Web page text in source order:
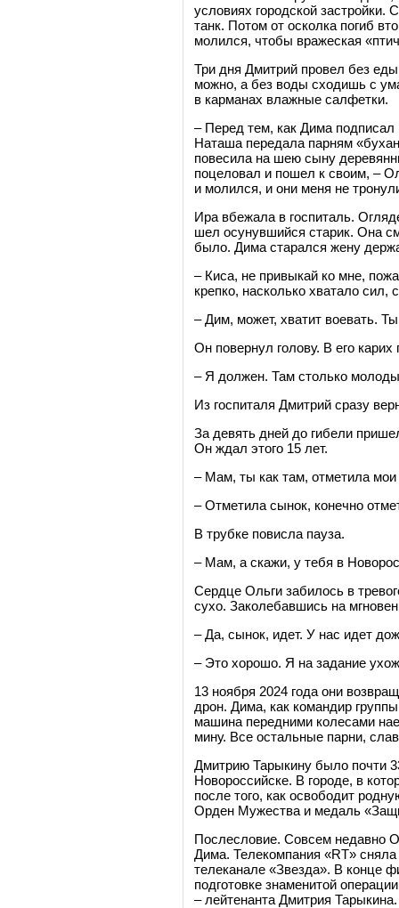
условиях городской застройки.
танк. Потом от осколка погиб
молился, чтобы вражеская
Три дня Дмитрий провел без
можно, а без воды сходишь с
в карманах влажные салфетки.
– Перед тем, как Дима подписал
Наташа передала парням
повесила на шею сыну
поцеловал и пошел к своим, –
и молился, и они меня не
Ира вбежала в госпиталь.
шел осунувшийся старик. Она
было. Дима старался жену
– Киса, не привыкай ко мне,
крепко, насколько хватало
– Дим, может, хватит воевать.
Он повернул голову. В его
– Я должен. Там столько
Из госпиталя Дмитрий сразу
За девять дней до гибели
Он ждал этого 15 лет.
– Мам, ты как там, отметила
– Отметила сынок, конечно
В трубке повисла пауза.
– Мам, а скажи, у тебя в
Сердце Ольги забилось в
сухо. Заколебавшись на
– Да, сынок, идет. У нас идет
– Это хорошо. Я на задание
13 ноября 2024 года они
дрон. Дима, как командир
машина передними колесами
мину. Все остальные парни,
Дмитрию Тарыкину было почти
Новороссийске. В городе, в
после того, как освободит
Орден Мужества и медаль
Послесловие. Совсем недавно
Дима. Телекомпания «RT»
телеканале «Звезда». В конце
подготовке знаменитой
– лейтенанта Дмитрия Тарыкина.